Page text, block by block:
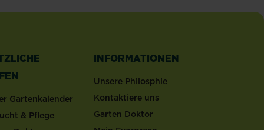
Gartenkalender
& Pflege
INFORMATIONEN
Unsere Philosphie
Kontaktiere uns
Garten Doktor